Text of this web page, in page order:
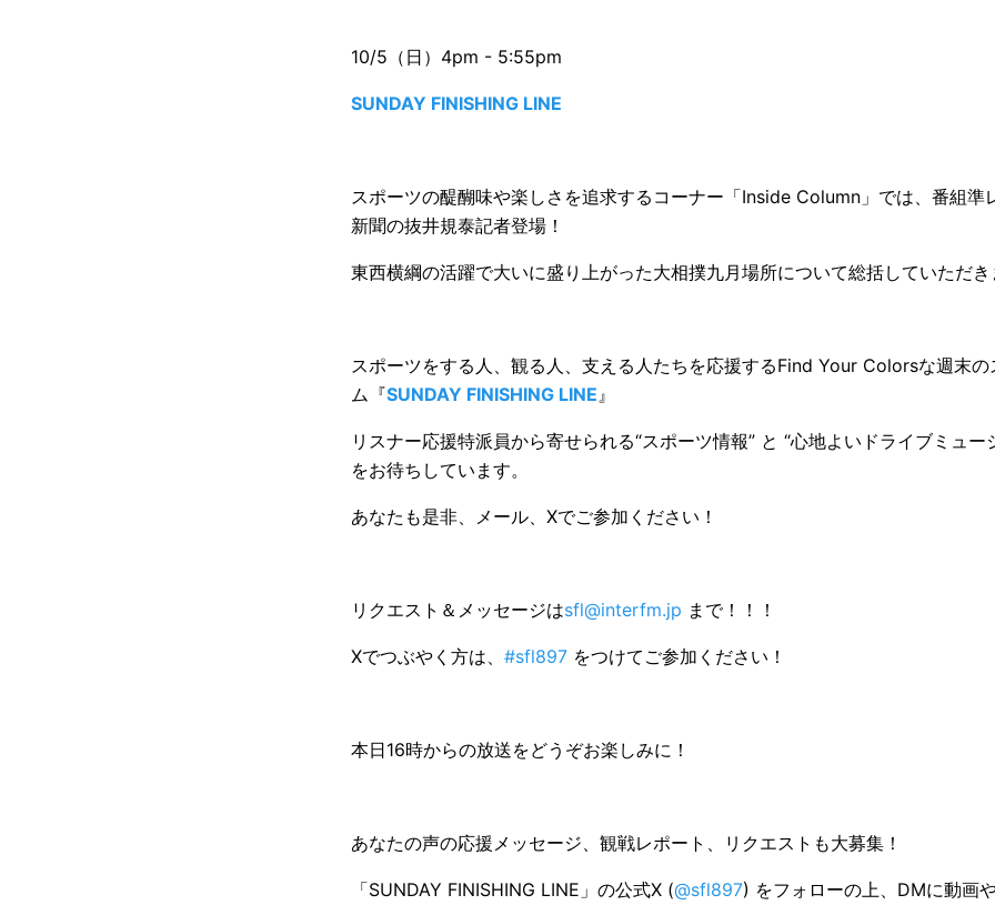
10/5（日）4pm - 5:55pm
SUNDAY FINISHING LINE
スポーツの醍醐味や楽しさを追求するコーナー「Inside Column」では、番組準
新聞の抜井規泰記者登場！
東西横綱の活躍で大いに盛り上がった大相撲九月場所について総括していただ
スポーツをする人、観る人、支える人たちを応援するFind Your Colorsな週末
ム『SUNDAY FINISHING LINE 』
リスナー応援特派員から寄せられる“スポーツ情報” と “心地よいドライブミュー
をお待ちしています。
あなたも是非、メール、Xでご参加ください！
リクエスト＆メッセージはsfl@interfm.jp まで！！！
Xでつぶやく方は、 #sfl897 をつけてご参加ください！
本日16時からの放送をどうぞお楽しみに！
あなたの声の応援メッセージ、観戦レポート、リクエストも大募集！
「SUNDAY FINISHING LINE」の公式X (@sfl897) をフォローの上、DMに動画